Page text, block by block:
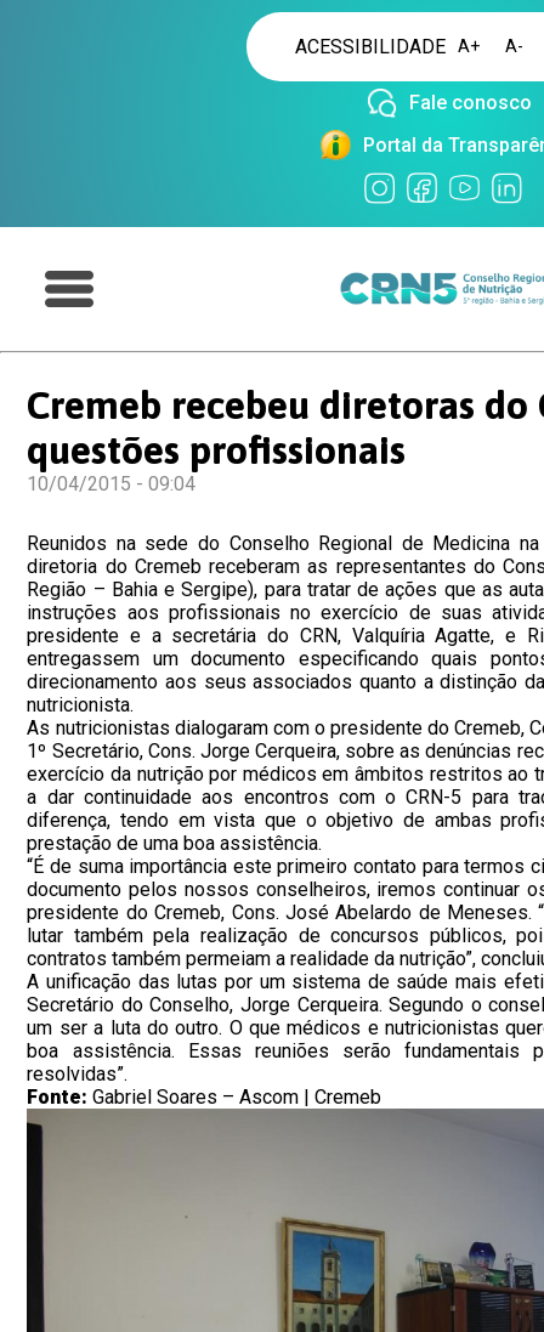
ACESSIBILIDADE A+ A-
Fale conosco
Portal da
Cremeb recebeu diretoras do
questões profissionais
10/04/2015 - 09:04
Reunidos na sede do Conselho Regional de Medicina
diretoria do Cremeb receberam as representantes do
Região – Bahia e Sergipe), para tratar de ações que as
instruções aos profissionais no exercício de suas
presidente e a secretária do CRN, Valquíria Agatte, e
entregassem um documento especificando quais
direcionamento aos seus associados quanto a distinção
nutricionista.
As nutricionistas dialogaram com o presidente do Cremeb,
1º Secretário, Cons. Jorge Cerqueira, sobre as denúncias
exercício da nutrição por médicos em âmbitos restritos ao
a dar continuidade aos encontros com o CRN-5 para
diferença, tendo em vista que o objetivo de ambas
prestação de uma boa assistência.
“É de suma importância este primeiro contato para termos
documento pelos nossos conselheiros, iremos continuar
presidente do Cremeb, Cons. José Abelardo de Meneses.
lutar também pela realização de concursos públicos,
contratos também permeiam a realidade da nutrição”,
A unificação das lutas por um sistema de saúde mais
Secretário do Conselho, Jorge Cerqueira. Segundo o
um ser a luta do outro. O que médicos e nutricionistas
boa assistência. Essas reuniões serão fundamentais
resolvidas”.
Fonte:Gabriel Soares – Ascom | Cremeb